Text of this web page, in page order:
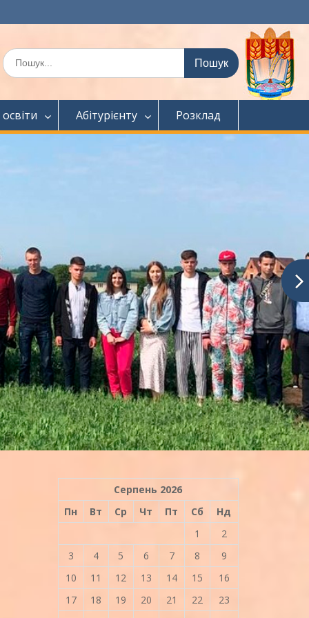
Шукати:
Абітурієнту Розклад
Серпень 2026
Пн
Вт Ср Чт Пт Сб
Нд
1
2
3
4 5 6 7 8
9
10
11 12 13 14 15
16
17
18 19 20 21 22
23